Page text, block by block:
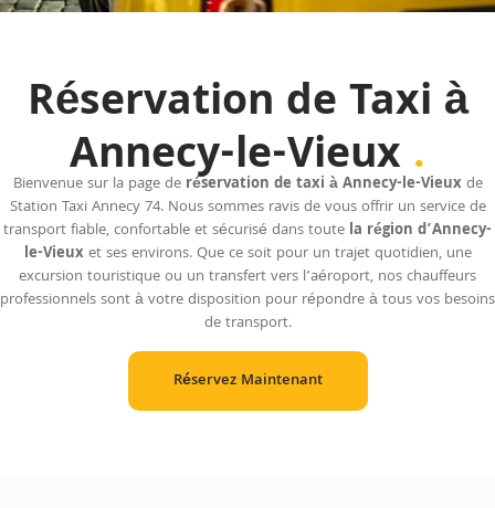
Réservation de Taxi à
Annecy-le-Vieux.
Bienvenue sur la page de réservation de taxi à Annecy-le-Vieuxde
Station Taxi Annecy 74. Nous sommes ravis de vous offrir un service de
transport fiable, confortable et sécurisé dans toute la région d’Annecy-
le-Vieuxet ses environs. Que ce soit pour un trajet quotidien, une
excursion touristique ou un transfert vers l’aéroport, nos chauffeurs
professionnels sont à votre disposition pour répondre à tous vos besoins
de transport.
Réservez Maintenant